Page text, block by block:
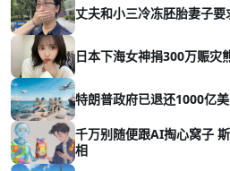
丈夫和小三冷冻胚胎妻子
日本下海女神捐300万赈灾
特朗普政府已退还1000亿
千万别随便跟AI掏心窝子
相